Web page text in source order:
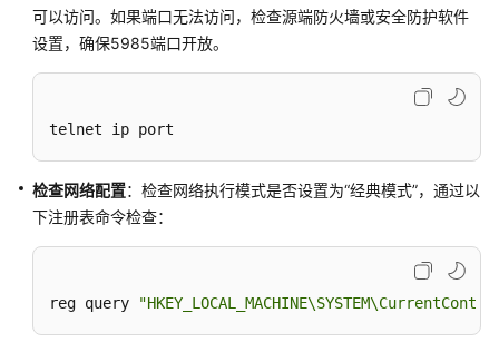
下
MgC
Agent
资
上
可以访问。如果端口无法访问，检查源端防火墙或安全防护软件
设置，确保5985端口开放。
telnet ip port
检查网络配置：检查网络执行模式是否设置为“经典模式”，通过以
下注册表命令检查：
reg query